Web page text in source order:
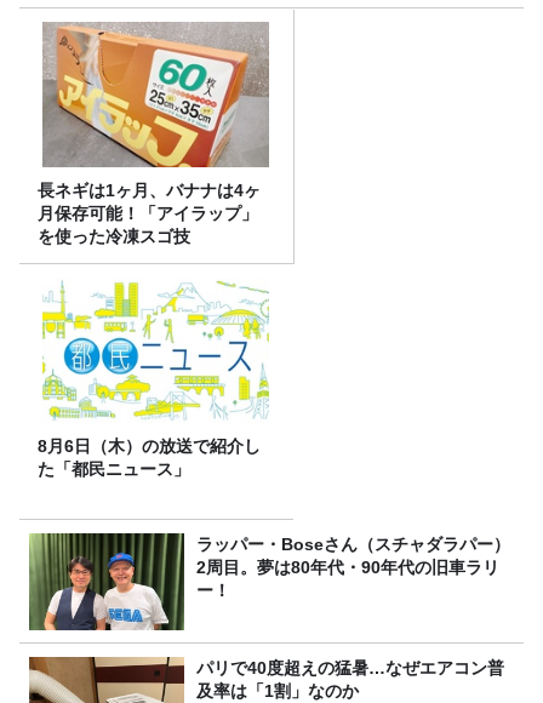
長ネギは1ヶ月、バナナは4ヶ
月保存可能！「アイラップ」
を使った冷凍スゴ技
8月6日（木）の放送で紹介し
た「都民ニュース」
ラッパー・Boseさん（スチャダラパー）
2周目。夢は80年代・90年代の旧車ラリ
ー！
パリで40度超えの猛暑…なぜエアコン普
及率は「1割」なのか